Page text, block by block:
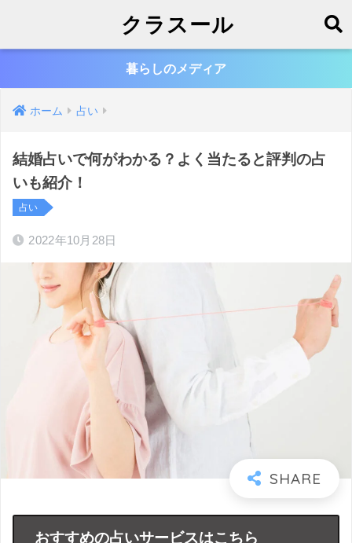
クラスール
暮らしのメディア
ホーム 占い
結婚占いで何がわかる？よく当たると評判の占
いも紹介！
占い
2022年10月28日
おすすめの占いサービスはこちら